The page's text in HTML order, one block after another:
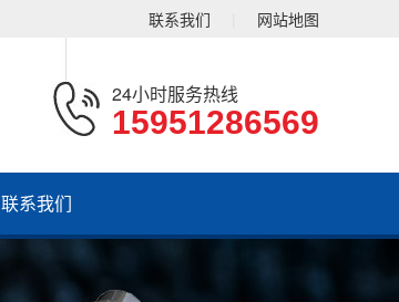
联系我们 网站地图
24小时服务热线
15951286569
联系我们